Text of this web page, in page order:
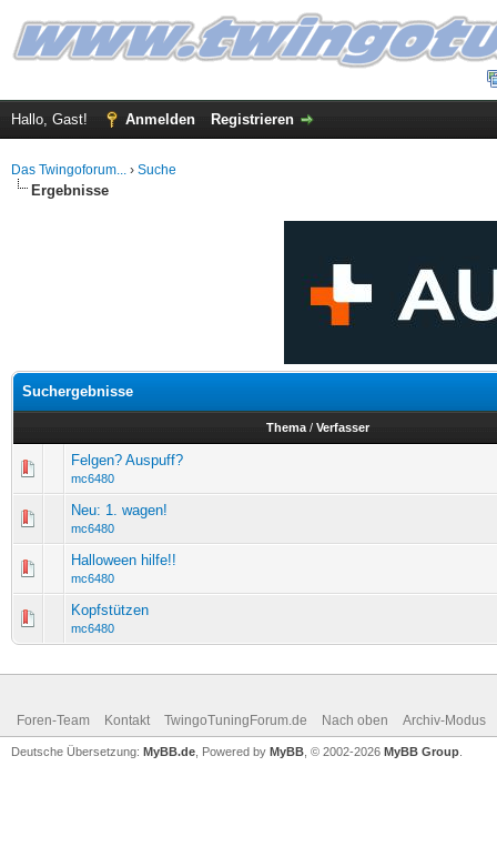
Hallo, Gast! Anmelden Registrieren
Das Twingoforum... › Suche
Ergebnisse
Suchergebnisse
Thema / Verfasser
Felgen? Auspuff?
mc6480
Neu: 1. wagen!
mc6480
Halloween hilfe!!
mc6480
Kopfstützen
mc6480
Foren-Team Kontakt TwingoTuningForum.de Nach oben Archiv-Modus
Deutsche Übersetzung: MyBB.de , Powered by MyBB , © 2002-2026 MyBB Group